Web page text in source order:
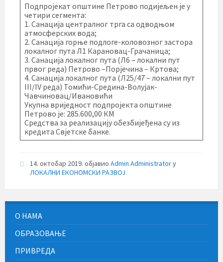
Подпројекат општине Петрово подијељен је у
четири сегмента:
1. Санација централног трга са одводњом
атмосферских вода;
2. Санација горње подлоге-коловозног застора
локалног пута Л1 Карановац-Грачаница;
3. Санација локалног пута (Л6 – локални пут
првог реда) Петрово –Порјечина – Кртова;
4. Санација локалног пута (Л25/47 – локални пут
III/IV реда) Томићи-Средина-Волујак-
Чавчиновац/Ивановићи
Укупна вриједност подпројекта општине
Петрово је: 285.600,00 КМ
Средства за реализацију обезбијеђена су из
кредита Свјетске банке.
14. октобар 2019. објавио Admin Administratorу
ЛОКАЛНИ ЕКОНОМСКИ РАЗВОЈ
О НАМА
ОБРАЗОВАЊЕ
ПРИВРЕДА